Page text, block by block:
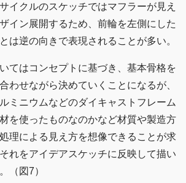
イクルのスケッチではマフラーが見え
イン展開するため、前輪を左側にした
は逆の向きで表現されることが多い。
てはコンセプトに基づき、基本骨格を
わせながら決めていくことになるが、
ミニウムなどのダイキャストフレーム
を使ったものなのかなど材質や製造方
理による見え方を想像できることが求
れをアイデアスケッチに反映して描い
（図7）